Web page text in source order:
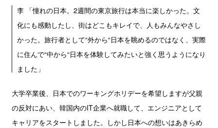
李 「憧れの日本。2週間の東京旅行は本当に楽しかった。文
化にも感動したし、街はどこもキレイで、人もみんなやさし
かった。旅行者として“外から“日本を眺めるのではなく、実際
に住んで“中から“日本を体験してみたいと強く思うようになり
ました」
大学卒業後、日本でのワーキングホリデーを希望しますが父親
の反対にあい、韓国内のIT企業へ就職して、エンジニアとして
キャリアをスタートしました。しかし日本への想いはあきらめ